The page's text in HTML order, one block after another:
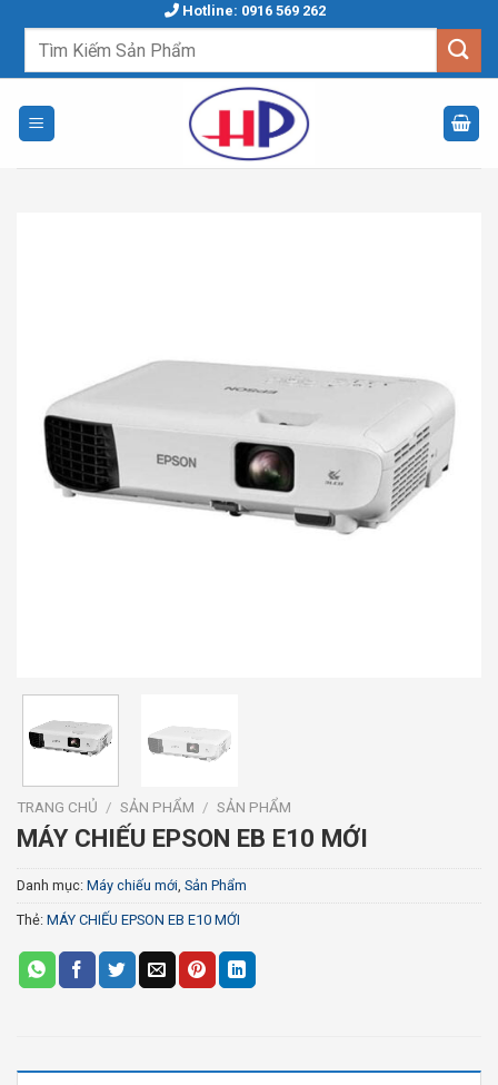
content
Hotline: 0916 569 262
Tìm
TRANG CHỦ / SẢN PHẨM / SẢN PHẨM
MÁY CHIẾU EPSON EB E10 MỚI
Danh mục: Máy chiếu mới, Sản Phẩm
Thẻ: MÁY CHIẾU EPSON EB E10 MỚI